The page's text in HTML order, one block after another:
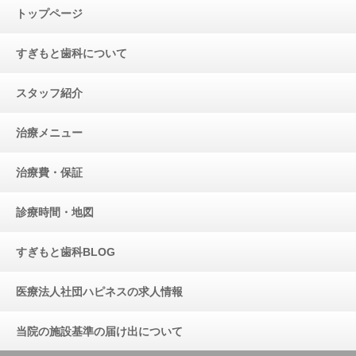
トップページ
すぎもと歯科について
スタッフ紹介
治療メニュー
治療費・保証
診療時間・地図
すぎもと歯科BLOG
医療法人社団ハピネスの求人情報
当院の施設基準の届け出について